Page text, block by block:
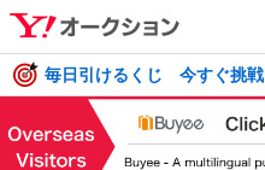
毎日引けるくじ 今すぐ挑戦